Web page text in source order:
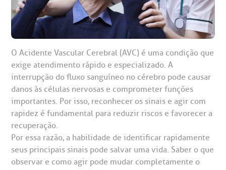
de consultas e exames
in antecipado
de exames
SAC
A BP conta com você para melhorar sempre a qualidade do
atendimento e dos serviços prestados.
A Ouvidoria e SAC são canais para você, cliente da BP, tirar
suas dúvidas, registrar suas reclamações ou fazer elogios
relacionados ao nosso atendimento e aos nossos serviços.
Horário de atendimento: 2ª a 6ª feira das 7h às 18h
Hospital BP
e Pesquisa
do médico
de conduta
de atendimento
de Oncologia e Hematologia
de Excelência em Neurologia e
O Acidente Vascular Cerebral (AVC) é uma condição que
exige atendimento rápido e especializado. A
interrupção do fluxo sanguíneo no cérebro pode causar
danos às células nervosas e comprometer funções
importantes. Por isso, reconhecer os sinais e agir com
rapidez é fundamental para reduzir riscos e favorecer a
recuperação.
Por essa razão, a habilidade de identificar rapidamente
seus principais sinais pode salvar uma vida. Saber o que
observar e como agir pode mudar completamente o